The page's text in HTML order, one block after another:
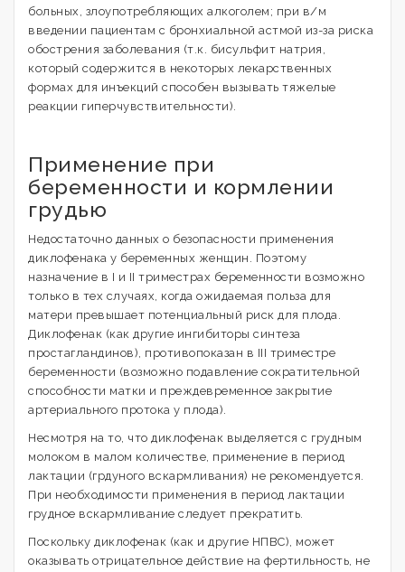
больных, злоупотребляющих алкоголем; при в/м
введении пациентам с бронхиальной астмой из-за риска
обострения заболевания (т.к. бисульфит натрия,
который содержится в некоторых лекарственных
формах для инъекций способен вызывать тяжелые
реакции гиперчувствительности).
Применение при
беременности и кормлении
грудью
Недостаточно данных о безопасности применения
диклофенака у беременных женщин. Поэтому
назначение в I и II триместрах беременности возможно
только в тех случаях, когда ожидаемая польза для
матери превышает потенциальный риск для плода.
Диклофенак (как другие ингибиторы синтеза
простагландинов), противопоказан в III триместре
беременности (возможно подавление сократительной
способности матки и преждевременное закрытие
артериального протока у плода).
Несмотря на то, что диклофенак выделяется с грудным
молоком в малом количестве, применение в период
лактации (грдуного вскармливания) не рекомендуется.
При необходимости применения в период лактации
грудное вскармливание следует прекратить.
Поскольку диклофенак (как и другие НПВС), может
оказывать отрицательное действие на фертильность, не